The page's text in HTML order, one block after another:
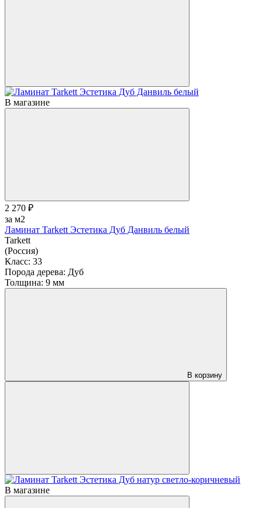
В магазине
2 270 ₽
за м2
Ламинат Tarkett Эстетика Дуб Данвиль белый
Tarkett
(Россия)
Класс: 33
Порода дерева: Дуб
Толщина: 9 мм
В корзину
В магазине